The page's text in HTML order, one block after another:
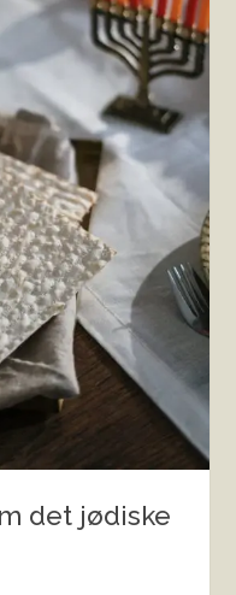
det jødiske